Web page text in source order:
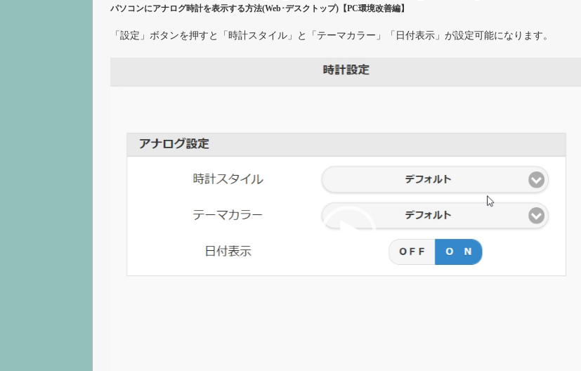
パソコンにアナログ時計を表示する方法(Web･デスクトップ)【PC環境改善編】
「設定」ボタンを押すと「時計スタイル」と「テーマカラー」「日付表示」が設定可能になります。